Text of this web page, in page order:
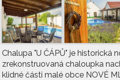
Chalupa "U ČÁPŮ" je historická
zrekonstruovaná chaloupka
klidné části malé obce NOVÉ